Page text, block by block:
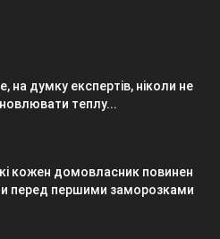
на думку експертів, ніколи не
теплу...
кожен домовласник повинен
перед першими заморозками